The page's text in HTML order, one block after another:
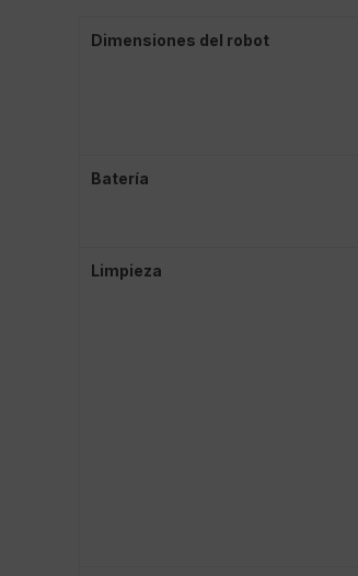
Dimensiones del robot
Batería
Limpieza